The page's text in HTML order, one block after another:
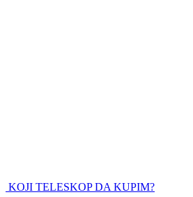
KOJI TELESKOP DA KUPIM?